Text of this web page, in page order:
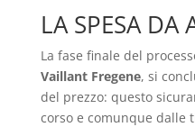
LA SPESA DA
La fase finale del
Vaillant Fregene, si
del prezzo: questo
corso e comunque dalle